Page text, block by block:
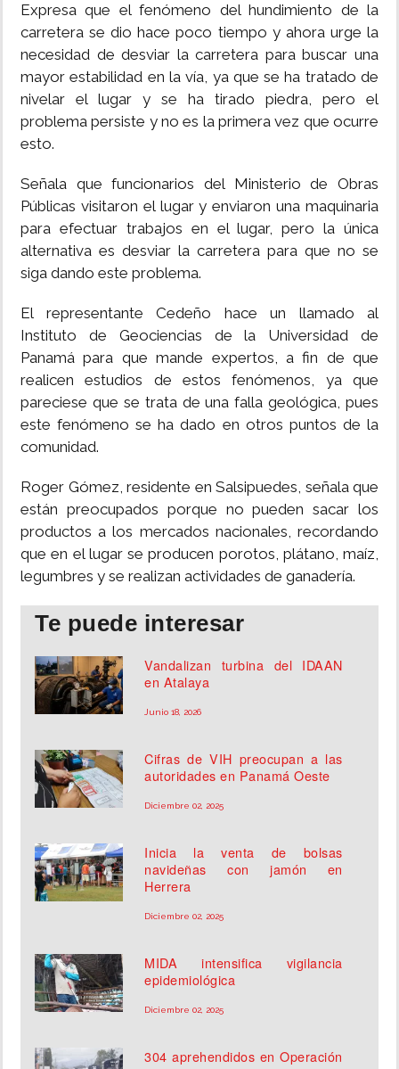
Expresa que el fenómeno del hundimiento de la
carretera se dio hace poco tiempo y ahora urge la
necesidad de desviar la carretera para buscar una
mayor estabilidad en la vía, ya que se ha tratado de
nivelar el lugar y se ha tirado piedra, pero el
problema persiste y no es la primera vez que ocurre
esto.
Señala que funcionarios del Ministerio de Obras
Públicas visitaron el lugar y enviaron una maquinaria
para efectuar trabajos en el lugar, pero la única
alternativa es desviar la carretera para que no se
siga dando este problema.
El representante Cedeño hace un llamado al
Instituto de Geociencias de la Universidad de
Panamá para que mande expertos, a fin de que
realicen estudios de estos fenómenos, ya que
pareciese que se trata de una falla geológica, pues
este fenómeno se ha dado en otros puntos de la
comunidad.
Roger Gómez, residente en Salsipuedes, señala que
están preocupados porque no pueden sacar los
productos a los mercados nacionales, recordando
que en el lugar se producen porotos, plátano, maíz,
legumbres y se realizan actividades de ganadería.
Te puede interesar
Vandalizan turbina del IDAAN
en Atalaya
Junio 18, 2026
Cifras de VIH preocupan a las
autoridades en Panamá Oeste
Diciembre 02, 2025
Inicia la venta de bolsas
navideñas con jamón en
Herrera
Diciembre 02, 2025
MIDA intensifica vigilancia
epidemiológica
Diciembre 02, 2025
304 aprehendidos en Operación